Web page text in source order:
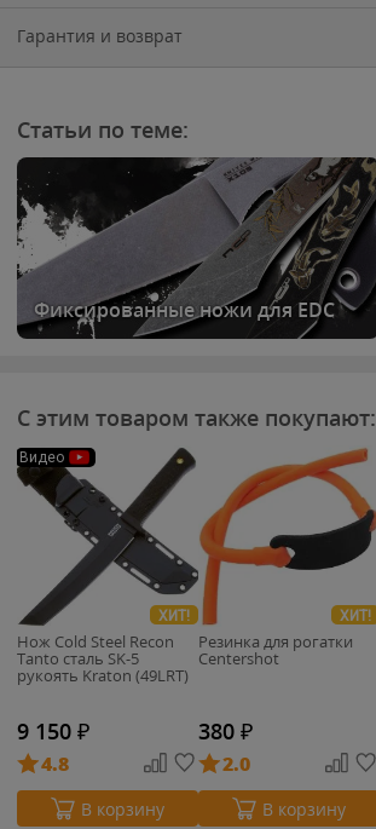
Гарантия и возврат
Статьи по теме:
Фиксированные ножи для EDC
С этим товаром также покупают:
Видео
ХИТ!
Нож Cold Steel Recon
Tanto сталь SK-5
рукоять Kraton (49LRT)
9 150 ₽
4.8
В корзину
ХИТ!
Резинка для рогатки
Centershot
380 ₽
2.0
В корзину